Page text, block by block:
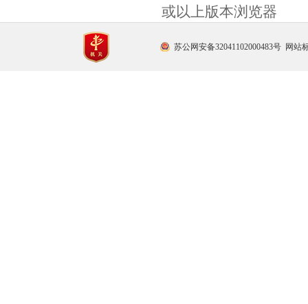
或以上版本浏览器
苏公网安备32041102000483号 网站